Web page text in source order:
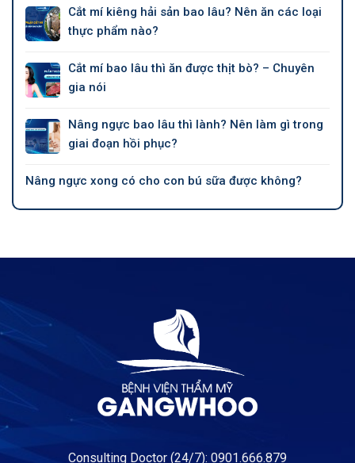
Cắt mí kiêng hải sản bao lâu? Nên ăn các loại
thực phẩm nào?
Cắt mí bao lâu thì ăn được thịt bò? – Chuyên
gia nói
Nâng ngực bao lâu thì lành? Nên làm gì trong
giai đoạn hồi phục?
Nâng ngực xong có cho con bú sữa được không?
Consulting Doctor (24/7): 0901.666.879